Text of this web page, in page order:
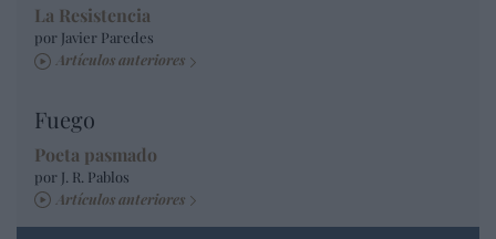
La Resistencia
por Javier Paredes
Artículos anteriores
Fuego
Poeta pasmado
por J. R. Pablos
Artículos anteriores